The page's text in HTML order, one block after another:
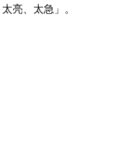
亮、太急」。